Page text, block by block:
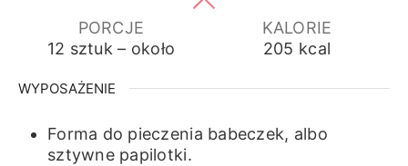
PORCJE
12 sztuk – około
KALORIE
205 kcal
WYPOSAŻENIE
Forma do pieczenia babeczek, albo
sztywne papilotki.